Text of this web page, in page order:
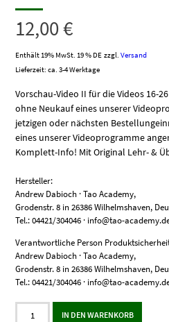
12,00€
Enthält 19% MwSt. 19 % DE zzgl.Versand
Lieferzeit: ca. 3-4 Werktage
Vorschau-Video II für die Videos 16-26
ohne Neukauf eines unserer
jetzigen oder nächsten
eines unserer Videoprogramme
Komplett-Info! Mit Original Lehr- &
Hersteller:
Andrew Dabioch · Tao Academy,
Grodenstr. 8 in 26386 Wilhelmshaven,
Tel.: 04421/304046 · info@tao-
Verantwortliche Person
Andrew Dabioch · Tao Academy,
Grodenstr. 8 in 26386 Wilhelmshaven,
Tel.: 04421/304046 · info@tao-
Videokatalog
IN DEN WARENKORB